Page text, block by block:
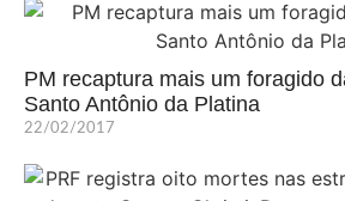
PM recaptura mais um foragido
Santo Antônio da Platina
22/02/2017